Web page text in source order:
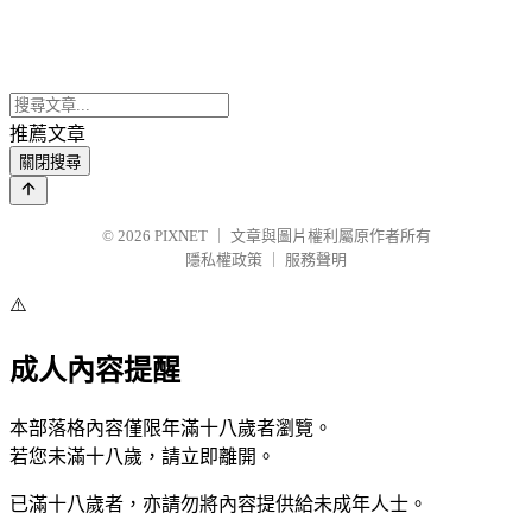
推薦文章
關閉搜尋
© 2026 PIXNET
文章與圖片權利屬原作者所有
隱私權政策
服務聲明
⚠️
成人內容提醒
本部落格內容僅限年滿十八歲者瀏覽。
若您未滿十八歲，請立即離開。
已滿十八歲者，亦請勿將內容提供給未成年人士。